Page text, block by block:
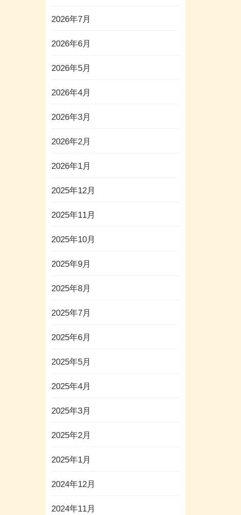
2026年7月
2026年6月
2026年5月
2026年4月
2026年3月
2026年2月
2026年1月
2025年12月
2025年11月
2025年10月
2025年9月
2025年8月
2025年7月
2025年6月
2025年5月
2025年4月
2025年3月
2025年2月
2025年1月
2024年12月
2024年11月